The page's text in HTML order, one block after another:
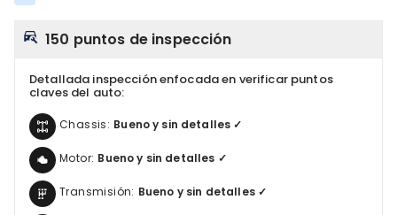
150 puntos de inspección
Detallada inspección enfocada en verificar puntos
claves del auto:
Chassis: Bueno y sin detalles ✓
Motor: Bueno y sin detalles ✓
Transmisión: Bueno y sin detalles ✓